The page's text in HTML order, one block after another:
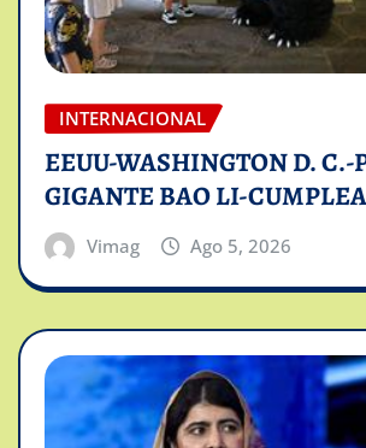
INTERNACIONAL
EEUU-WASHINGTON D. C.-
GIGANTE BAO LI-
Vimag Ago 5, 2026